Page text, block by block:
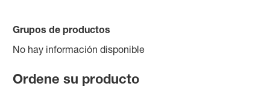
Grupos de productos
No hay información disponible
Ordene su producto